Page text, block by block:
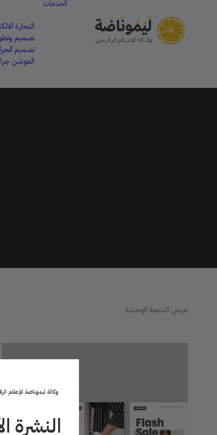
الخدمات
التجارة
تصميم
تصميم
الموشن
عرض النتيجة الوحيدة
وكالة ليموناضة للإعلام
النشرة